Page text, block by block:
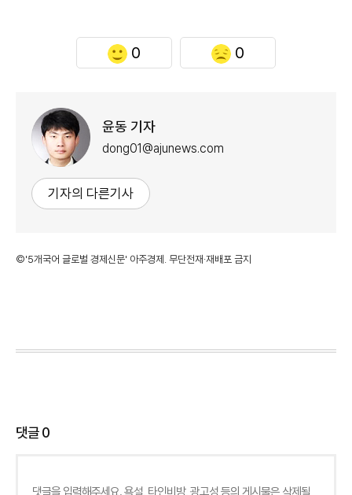
0 0
윤동 기자
dong01@ajunews.com
기자의 다른기사
©'5개국어 글로벌 경제신문' 아주경제. 무단전재·재배포 금지
댓글0